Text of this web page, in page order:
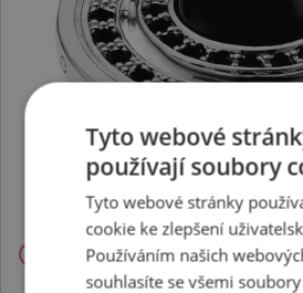
Tyto webové
používají soubory
Tyto webové stránky
cookie ke zlepšení
Používáním našich
souhlasíte se všemi